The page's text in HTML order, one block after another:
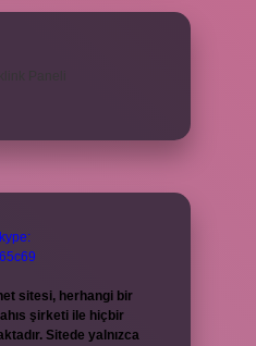
sitesi, herhangi bir
şirketi ile hiçbir
Sitede yalnızca